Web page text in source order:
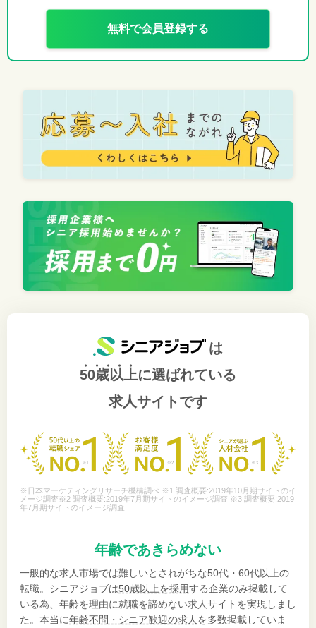
無料で会員登録する
は
50歳以上に選ばれている
求人サイトです
※日本マーケティングリサーチ機構調べ ※1 調査概要:2019年10月期サイトのイ
メージ調査※2 調査概要:2019年7月期サイトのイメージ調査 ※3 調査概要:2019
年7月期サイトのイメージ調査
年齢であきらめない
一般的な求人市場では難しいとされがちな50代・60代以上の
転職。シニアジョブは50歳以上を採用する企業のみ掲載して
いる為、年齢を理由に就職を諦めない求人サイトを実現しまし
た。本当に年齢不問・シニア歓迎の求人 を多数掲載していま